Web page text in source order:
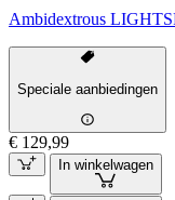
Ambidextrous
Speciale aanbiedingen
€ 129,99
In winkelwagen